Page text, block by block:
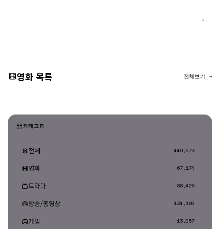
영화 목록 전체보기 →
카테고리
전체 449,073
영화 67,174
드라마 88,426
방송/동영상 134,190
게임 13,057